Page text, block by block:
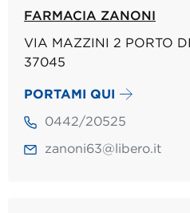
FARMACIA ZANONI
VIA MAZZINI 2 PORTO
37045
PORTAMI QUI
0442/20525
zanoni63@libero.it